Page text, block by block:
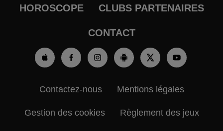
HOROSCOPE CLUBS PARTENAIRES
CONTACT
Contactez-nous Mentions légales
Gestion des cookies Règlement des jeux